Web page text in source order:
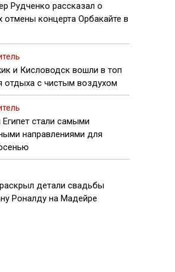
Рудченко рассказал о
отмены концерта Орбакайте в
и Кисловодск вошли в топ
отдыха с чистым воздухом
Египет стали самыми
направлениями для
детали свадьбы
Роналду на Мадейре